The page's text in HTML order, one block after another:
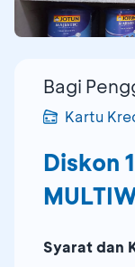
Bagi
Kartu
Diskon
Syarat dan